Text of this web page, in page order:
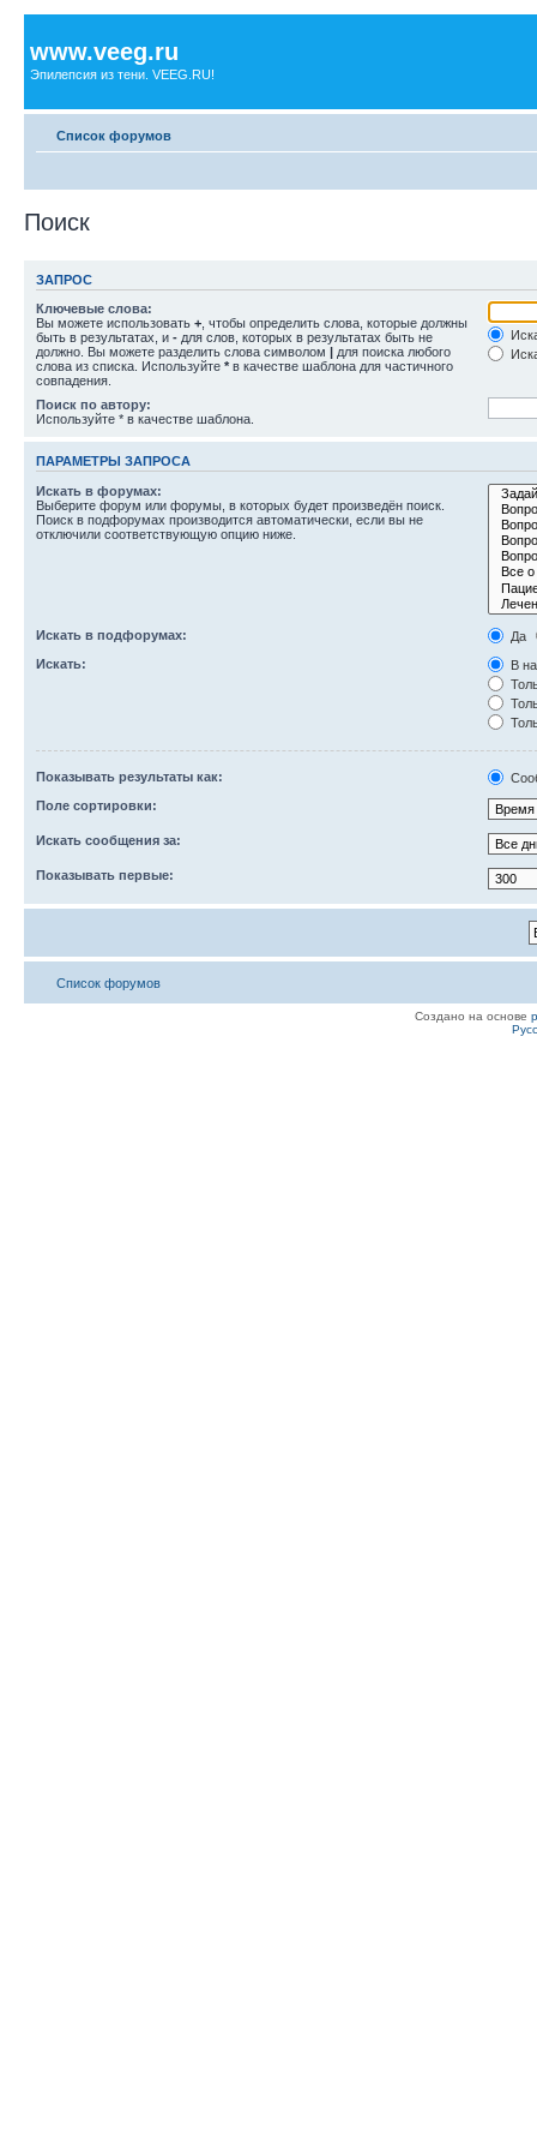
www.veeg.ru
Эпилепсия из тени. VEEG.RU!
Список форумов
Поиск
ЗАПРОС
Ключевые слова:
Вы можете использовать + , чтобы определить слова, которые должны
быть в результатах, и - для слов, которых в результатах быть не
должно. Вы можете разделить слова символом | для поиска любого
слова из списка. Используйте * в качестве шаблона для частичного
совпадения.
Поиск по автору:
Используйте * в качестве шаблона.
ПАРАМЕТРЫ ЗАПРОСА
Искать в форумах:
Выберите форум или форумы, в которых будет произведён поиск.
Поиск в подфорумах производится автоматически, если вы не
отключили соответствующую опцию ниже.
Искать в подфорумах:
Да
Искать:
В
Показывать результаты как:
Поле сортировки:
Искать сообщения за:
Показывать первые:
Список форумов
Создано на основе